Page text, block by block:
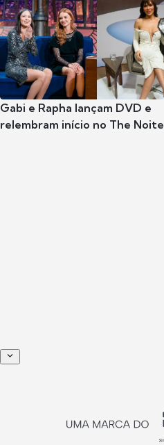
Gabi e Rapha lançam DVD e
relembram início no The Noite